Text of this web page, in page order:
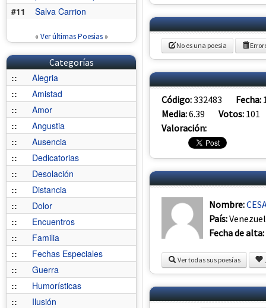
#11
Salva Carrion
« Ver últimas Poesias»
Categorías
::
Alegria
::
Amistad
::
Amor
::
Angustia
::
Ausencia
::
Dedicatorias
::
Desolación
::
Distancia
::
Dolor
::
Encuentros
::
Familia
::
Fechas Especiales
::
Guerra
::
Humorísticas
::
Ilusión
No es una poesia
Código:332483 Fecha:
Media:6.39 Votos: 101
Valoración:
Nombre:
País:
Fecha de alta:
Ver todas sus poesías